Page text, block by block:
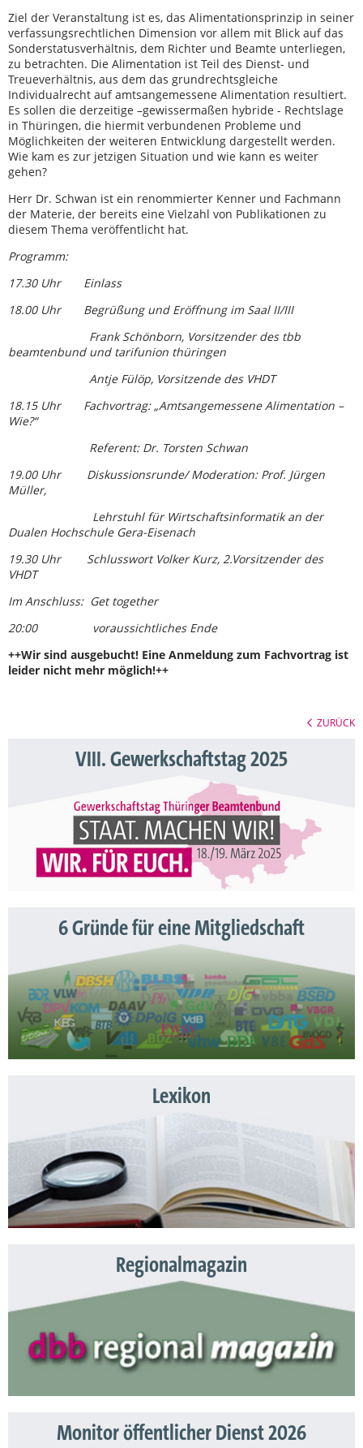
Ziel der Veranstaltung ist es, das Alimentationsprinzip in seiner
verfassungsrechtlichen Dimension vor allem mit Blick auf das
Sonderstatusverhältnis, dem Richter und Beamte unterliegen,
zu betrachten. Die Alimentation ist Teil des Dienst- und
Treueverhältnis, aus dem das grundrechtsgleiche
Individualrecht auf amtsangemessene Alimentation resultiert.
Es sollen die derzeitige –gewissermaßen hybride - Rechtslage
in Thüringen, die hiermit verbundenen Probleme und
Möglichkeiten der weiteren Entwicklung dargestellt werden.
Wie kam es zur jetzigen Situation und wie kann es weiter
gehen?
Herr Dr. Schwan ist ein renommierter Kenner und Fachmann
der Materie, der bereits eine Vielzahl von Publikationen zu
diesem Thema veröffentlicht hat.
Programm:
17.30 Uhr Einlass
18.00 Uhr Begrüßung und Eröffnung im Saal II/III
Frank Schönborn, Vorsitzender des tbb
beamtenbund und tarifunion thüringen
Antje Fülöp, Vorsitzende des VHDT
18.15 Uhr Fachvortrag: „Amtsangemessene Alimentation –
Wie?“
Referent: Dr. Torsten Schwan
19.00 Uhr Diskussionsrunde/ Moderation: Prof. Jürgen
Müller,
Lehrstuhl für Wirtschaftsinformatik an der
Dualen Hochschule Gera-Eisenach
19.30 Uhr Schlusswort Volker Kurz, 2.Vorsitzender des
VHDT
Im Anschluss: Get together
20:00 voraussichtliches Ende
++Wir sind ausgebucht! Eine Anmeldung zum Fachvortrag ist
leider nicht mehr möglich!++
ZURÜCK
VIII. Gewerkschaftstag 2025
6 Gründe für eine Mitgliedschaft
Lexikon
Regionalmagazin
Monitor öffentlicher Dienst 2026